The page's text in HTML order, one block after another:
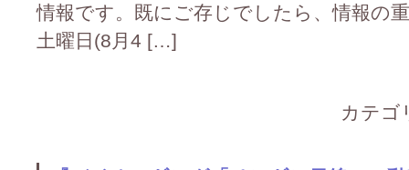
情報です。既にご存じでしたら、情報の
土曜日(8月4 […]
カテゴ